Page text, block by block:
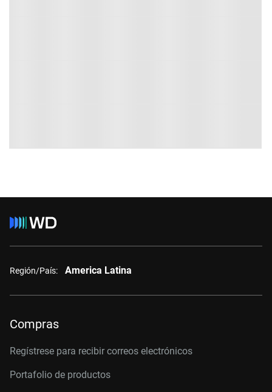
Región/País: America Latina
Compras
Regístrese para recibir correos electrónicos
Portafolio de productos